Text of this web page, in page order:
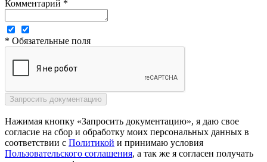
Комментарий *
* Обязательные поля
Нажимая кнопку «Запросить документацию», я даю свое
согласие на сбор и обработку моих персональных данных в
соответствии с Политикой и принимаю условия
Пользовательского соглашения, а так же я согласен получать